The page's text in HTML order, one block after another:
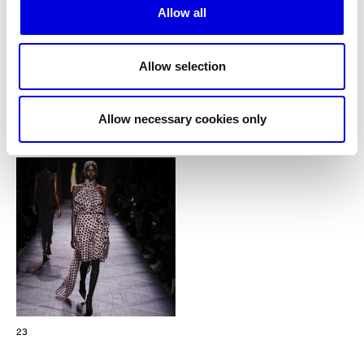
Allow all
Allow selection
Allow necessary cookies only
22
23